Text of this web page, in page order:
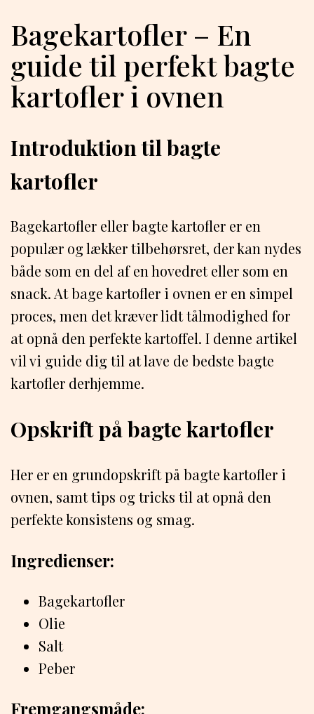
Bagekartofler – En
guide til perfekt bagte
kartofler i ovnen
Introduktion til bagte
kartofler
Bagekartofler eller bagte kartofler er en
populær og lækker tilbehørsret, der kan nydes
både som en del af en hovedret eller som en
snack. At bage kartofler i ovnen er en simpel
proces, men det kræver lidt tålmodighed for
at opnå den perfekte kartoffel. I denne artikel
vil vi guide dig til at lave de bedste bagte
kartofler derhjemme.
Opskrift på bagte kartofler
Her er en grundopskrift på bagte kartofler i
ovnen, samt tips og tricks til at opnå den
perfekte konsistens og smag.
Ingredienser:
Bagekartofler
Olie
Salt
Peber
Fremgangsmåde: